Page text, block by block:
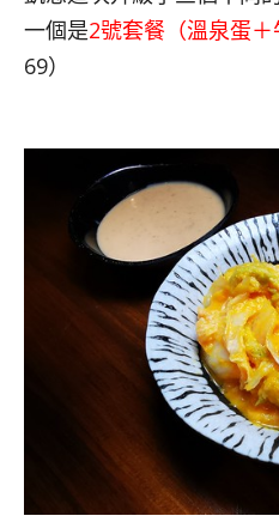
一個是2號套餐（溫泉蛋＋
69）